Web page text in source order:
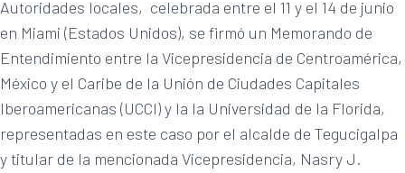
Autoridades locales, celebrada entre el 11 y el 14 de junio
en Miami (Estados Unidos), se firmó un Memorando de
Entendimiento entre la Vicepresidencia de Centroamérica,
México y el Caribe de la Unión de Ciudades Capitales
Iberoamericanas (UCCI) y la la Universidad de la Florida,
representadas en este caso por el alcalde de Tegucigalpa
y titular de la mencionada Vicepresidencia, Nasry J.